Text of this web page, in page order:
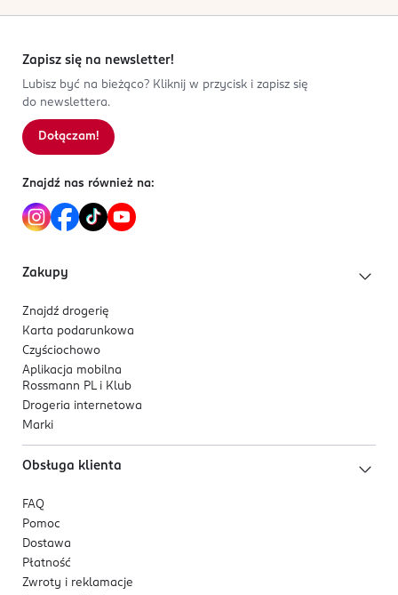
Zapisz się na newsletter!
Lubisz być na bieżąco? Kliknij w przycisk i zapisz się
do newslettera.
Dołączam!
Znajdź nas również na:
Zakupy
Znajdź drogerię
Karta podarunkowa
Czyściochowo
Aplikacja mobilna
Rossmann PL i Klub
Drogeria internetowa
Marki
Obsługa klienta
FAQ
Pomoc
Dostawa
Płatność
Zwroty i reklamacje